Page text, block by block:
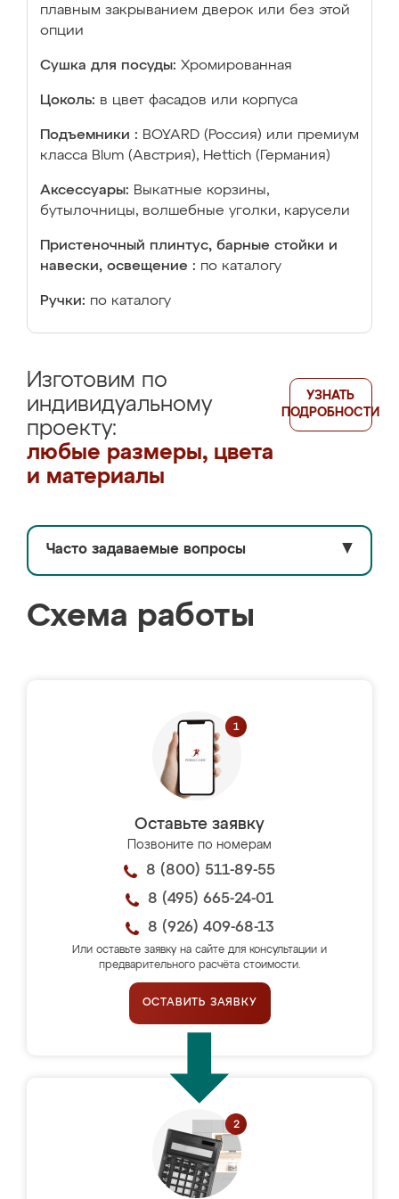
плавным закрыванием дверок или без этой
опции
Сушка для посуды: Хромированная
Цоколь: в цвет фасадов или корпуса
Подъемники : BOYARD (Россия) или премиум
класса Blum (Австрия), Hettich (Германия)
Аксессуары: Выкатные корзины,
бутылочницы, волшебные уголки, карусели
Пристеночный плинтус, барные стойки и
навески, освещение : по каталогу
Ручки: по каталогу
Изготовим по
индивидуальному
проекту:
любые размеры, цвета
и материалы
УЗНАТЬ
ПОДРОБНОСТИ
Часто задаваемые вопросы ▼
Схема работы
Оставьте заявку
Позвоните по номерам
8 (800) 511-89-55
8 (495) 665-24-01
8 (926) 409-68-13
Или оставьте заявку на сайте для консультации и
предварительного расчёта стоимости.
ОСТАВИТЬ ЗАЯВКУ